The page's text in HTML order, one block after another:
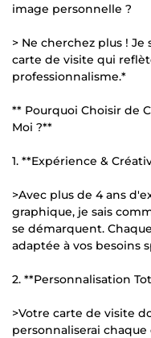
image personnelle ?
> Ne cherchez plus !
carte de visite qui
professionnalisme.*
** Pourquoi Choisir de
Moi ?**
1. **Expérience &
>Avec plus de 4 ans
graphique, je sais
se démarquent.
adaptée à vos besoins
2. **Personnalisation
>Votre carte de visite
personnaliserai